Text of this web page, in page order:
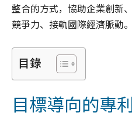
整合的方式，協助企業創新
競爭力、接軌國際經濟脈動。
目錄
目標導向的專